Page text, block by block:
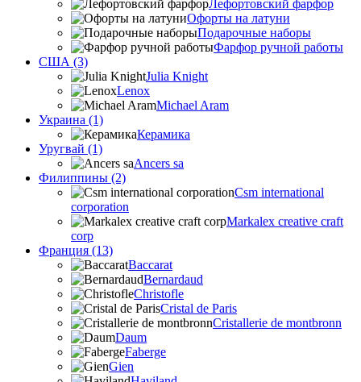
Лефортовский фарфор
Офорты на латуни
Подарочные наборы
Фарфор ручной работы
США (3)
Julia Knight
Lenox
Michael Aram
Украина (1)
Керамика
Уругвай (1)
Ancers sa
Филиппины (2)
Csm international
corporation
Markalex creative craft
corp
Франция (13)
Baccarat
Bernardaud
Christofle
Cristal de Paris
Cristallerie de montbronn
Daum
Faberge
Gien